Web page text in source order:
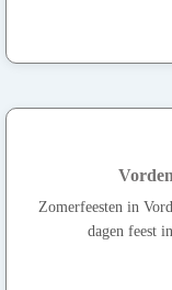
Zomerfeesten in
dagen feest